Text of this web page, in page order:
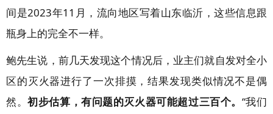
间是2023年11月，流向地区写着山东临沂，这些信息跟
瓶身上的完全不一样。
鲍先生说，前几天发现这个情况后，业主们就自发对全小
区的灭火器进行了一次排摸，结果发现类似情况不是偶
然。初步估算，有问题的灭火器可能超过三百个。 “我们